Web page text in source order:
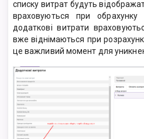
списку витрат будуть
враховуються при обрахунку
додаткові витрати
вже віднімаються при
це важливий момент для